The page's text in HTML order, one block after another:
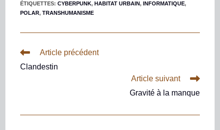
ÉTIQUETTES:CYBERPUNK, HABITAT URBAIN, INFORMATIQUE,
POLAR, TRANSHUMANISME
Article précédent
Clandestin
Article suivant
Gravité à la manque